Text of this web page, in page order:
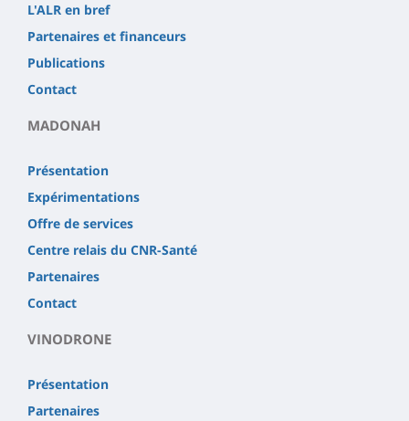
L'ALR en bref
Partenaires et financeurs
Publications
Contact
MADONAH
Présentation
Expérimentations
Offre de services
Centre relais du CNR-Santé
Partenaires
Contact
VINODRONE
Présentation
Partenaires